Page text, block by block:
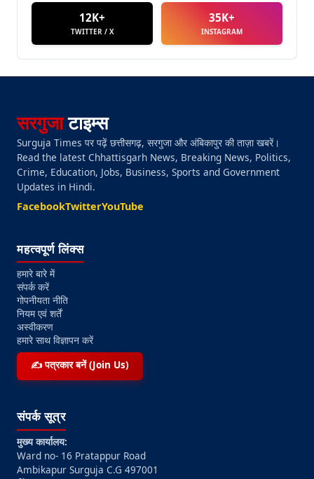
12K+
TWITTER / X
35K+
INSTAGRAM
सरगुजाटाइम्स
Surguja Times पर पढ़ें छत्तीसगढ़, सरगुजा और अंबिकापुर की ताज़ा खबरें।
Read the latest Chhattisgarh News, Breaking News, Politics,
Crime, Education, Jobs, Business, Sports and Government
Updates in Hindi.
FacebookTwitterYouTube
महत्वपूर्ण लिंक्स
हमारे बारे में
संपर्क करें
गोपनीयता नीति
नियम एवं शर्तें
अस्वीकरण
हमारे साथ विज्ञापन करें
✍️ पत्रकार बनें (Join Us)
संपर्क सूत्र
मुख्य कार्यालय:
Ward no- 16 Pratappur Road
Ambikapur Surguja C.G 497001